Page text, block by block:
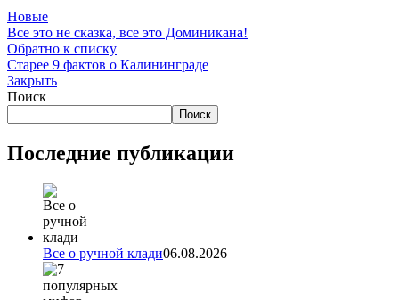
Новые
Все это не сказка, все это Доминикана!
Обратно к списку
Старее 9 фактов о Калининграде
Закрыть
Поиск
Поиск
Последние публикации
Все о ручной клади06.08.2026